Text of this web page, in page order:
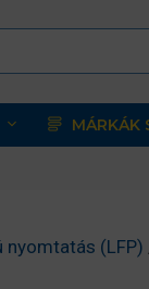
MÁRKÁK
(LFP)